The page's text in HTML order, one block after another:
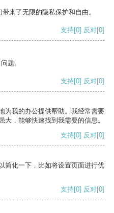
来了无限的隐私保护和自由。
支持[0] 反对[0]
题。
支持[0] 反对[0]
为我的办公提供帮助。我经常需要
，能够快速找到我需要的信息。
支持[0] 反对[0]
简化一下，比如将设置页面进行优
支持[0] 反对[0]